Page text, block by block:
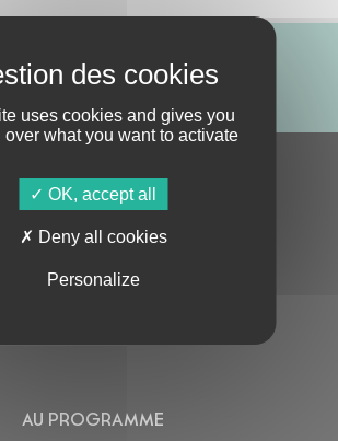
ABONNE-TOI !
À LA NEWSLETTER
AU PROGRAMME
uses cookies and gives you
over what you want to activate
OK, accept all
Deny all cookies
Personalize